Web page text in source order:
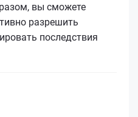
вы сможете
разрешить
последствия